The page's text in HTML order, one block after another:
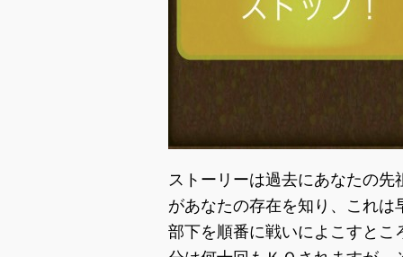
ストーリーは過去にあなたの
があなたの存在を知り、これ
部下を順番に戦いによこすと